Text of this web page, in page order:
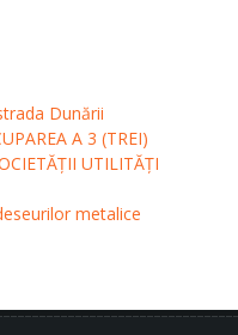
Dunării
A 3 (TREI)
UTILITĂȚI
metalice